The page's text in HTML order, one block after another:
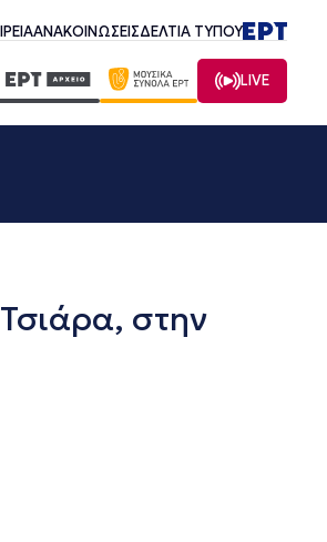
ΑΝΑΚΟΙΝΩΣΕΙΣΔΕΛΤΙΑ ΤΥΠΟΥ
LIVE
στην